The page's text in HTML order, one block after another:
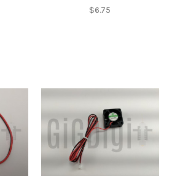
$6.75